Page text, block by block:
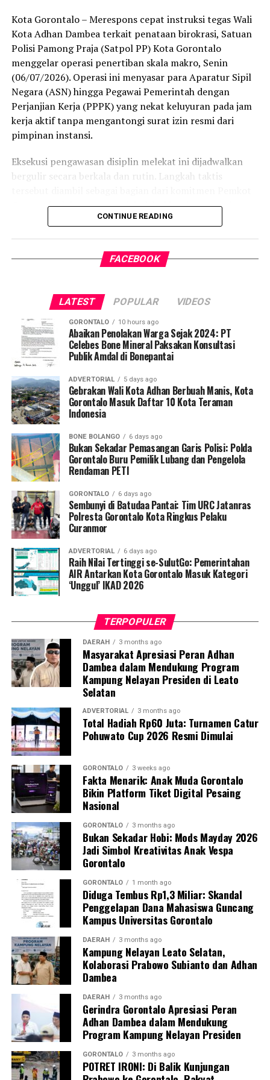
satu-satunya daerah di wilayah tersebut yang
menembus kategori “Unggul”. Sementara kabupaten lain
di Gorontalo masih berada pada kategori “Berkembang”
hingga menuju “Unggul”.
“Alhamdulillah, nilai IKAD Kota Gorontalo tercatat yang
tertinggi di kawasan SulutGo sebagaimana dipaparkan
dalam Rakorwil TPAKD,” ungkap Wawali Indra Gobel
usai kegiatan.
tingkat keterjangkauan, pemanfaatan, serta inklusivitas
Predikat “Unggul” yang diraih Pemerintahan AIR
menjadi indikator kuat atas keberhasilan pemerintah
daerah dalam mendorong masyarakat agar makin
mudah, merata, dan aman dalam mengakses berbagai
Kota Gorontalo – Merespons cepat instruksi tegas Wali
Kota Adhan Dambea terkait penataan birokrasi, Satuan
Polisi Pamong Praja (Satpol PP) Kota Gorontalo
menggelar operasi penertiban skala makro, Senin
(06/07/2026). Operasi ini menyasar para Aparatur Sipil
Negara (ASN) hingga Pegawai Pemerintah dengan
Perjanjian Kerja (PPPK) yang nekat keluyuran pada jam
kerja aktif tanpa mengantongi surat izin resmi dari
pimpinan instansi.
Eksekusi pengawasan disiplin melekat ini dijadwalkan
bergulir secara berkala dan rutin. Langkah taktis
Gorontalo dalam mengerek indeks kinerja pegawai serta
memulihkan marwah kedisiplinan korps abdi negara.
tersebut, armada penegak perda berhasil menjaring
Saat diinterogasi, keempatnya dipastikan tidak mampu
menunjukkan dokumen dispensasi atau surat izin keluar
kantor.
Operasi penyisiran bergerak mobile menyasar sejumlah
titik vital yang kerap menjadi pusat keramaian dan
perbelanjaan. Di antaranya Citimall Gorontalo,
Indogrosir, pusat perbelanjaan alat tulis Toko Ira dan
Toko Mufida, hingga beberapa rumah makan strategis di
seputaran Kota Gorontalo.
Kepala Satpol PP Kota Gorontalo Marwan Saleh
menegaskan, operasi perdana di awal pekan ini
Gorontalo guna memperketat pengawasan internal
terhadap perilaku ASN dan PPPK.
“Sesuai perintah harian Bapak Wali Kota, razia
penegakan disiplin ini akan kami gelar secara rutin dan
acak. Setiap pegawai, baik ASN maupun PPPK, yang
kedapatan berkeliaran di luar instansi saat jam kerja
tanpa melampirkan surat izin tertulis, akan langsung
kami amankan dan tertibkan ke Mako Satpol PP Kota
Gorontalo,” tegas Marwan Saleh.
Marwan berharap, shock therapy melalui razia berkala
ini mampu menumbuhkan kesadaran kolektif para
aparatur agar menghormati regulasi jam kerja, serta
tidak meninggalkan kewajiban pelayanan publik demi
kepentingan pribadi.
Terkait mekanisme penindakan, Marwan menjelaskan
bahwa para oknum yang terjaring razia tidak langsung
dijatuhi sanksi disiplin berat. Mereka terlebih dahulu
digiring ke posko untuk menjalani proses administrasi
yustisial, meliputi pembuatan Berita Acara Pemeriksaan
(BAP) lisan serta penandatanganan surat pernyataan
bermeterai untuk tidak mengulangi perbuatan tersebut.
Sebagai langkah lanjutan, draf data klinis identitas para
pegawai yang terjaring akan segera diteruskan secara
resmi ke instansi atau Organisasi Perangkat Daerah
(OPD) asal mereka sebagai bahan evaluasi dan
pembinaan internal oleh kepala dinas.
“Seluruh hasil pendataan orisinal ini akan kami kirimkan
ke instansi masing-masing hari ini juga. Selain itu, draf
laporan ini kami tembuskan langsung kepada Bapak Wali
Kota Gorontalo melalui Sekretaris Daerah sebagai
bentuk pertanggungjawaban konkret hasil razia,”
pungkas Marwan.
Melalui skema pengawasan berlapis dan berkala ini,
Pemerintah Kota Gorontalo memproyeksikan adanya
grafik kenaikan tingkat kedisiplinan aparatur. Dengan
CONTINUE READING
FACEBOOK
LATEST POPULAR VIDEOS
GORONTALO 10 hours ago
Abaikan Penolakan Warga Sejak 2024: PT
Celebes Bone Mineral Paksakan Konsultasi
Publik Amdal di Bonepantai
ADVERTORIAL 5 days ago
Gebrakan Wali Kota Adhan Berbuah Manis, Kota
Gorontalo Masuk Daftar 10 Kota Teraman
Indonesia
BONE BOLANGO 6 days ago
Bukan Sekadar Pemasangan Garis Polisi: Polda
Gorontalo Buru Pemilik Lubang dan Pengelola
Rendaman PETI
GORONTALO 6 days ago
Sembunyi di Batudaa Pantai: Tim URC Jatanras
Polresta Gorontalo Kota Ringkus Pelaku
Curanmor
ADVERTORIAL 6 days ago
Raih Nilai Tertinggi se-SulutGo: Pemerintahan
AIR Antarkan Kota Gorontalo Masuk Kategori
‘Unggul’ IKAD 2026
TERPOPULER
DAERAH 3 months ago
Masyarakat Apresiasi Peran Adhan
Dambea dalam Mendukung Program
Kampung Nelayan Presiden di Leato
Selatan
ADVERTORIAL 3 months ago
Total Hadiah Rp60 Juta: Turnamen Catur
Pohuwato Cup 2026 Resmi Dimulai
GORONTALO 3 weeks ago
Fakta Menarik: Anak Muda Gorontalo
Bikin Platform Tiket Digital Pesaing
Nasional
GORONTALO 3 months ago
Bukan Sekadar Hobi: Mods Mayday 2026
Jadi Simbol Kreativitas Anak Vespa
Gorontalo
GORONTALO 1 month ago
Diduga Tembus Rp1,3 Miliar: Skandal
Penggelapan Dana Mahasiswa Guncang
Kampus Universitas Gorontalo
DAERAH 3 months ago
Kampung Nelayan Leato Selatan,
Kolaborasi Prabowo Subianto dan Adhan
Dambea
DAERAH 3 months ago
Gerindra Gorontalo Apresiasi Peran
Adhan Dambea dalam Mendukung
Program Kampung Nelayan Presiden
GORONTALO 3 months ago
POTRET IRONI: Di Balik Kunjungan